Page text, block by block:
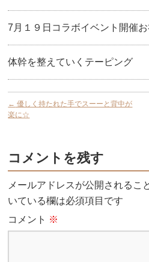
7月１９日コラボイベント開催
体幹を整えていくテーピング
← 優しく持たれた手でスーーと背中が
楽に☆
コメントを残す
メールアドレスが公開されるこ
いている欄は必須項目です
コメント ※